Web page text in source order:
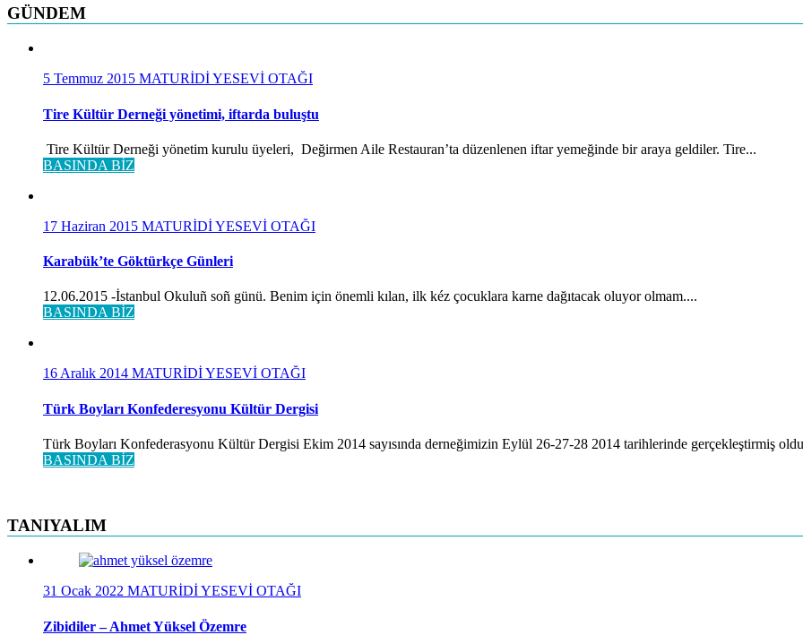
GÜNDEM
5 Temmuz 2015 MATURİDİ YESEVİ OTAĞI
Tire Kültür Derneği yönetimi, iftarda buluştu
Tire Kültür Derneği yönetim kurulu üyeleri, Değirmen Aile Restauran’ta düzenlenen iftar yemeğinde bir araya geldiler. Tire...
BASINDA BİZ
17 Haziran 2015 MATURİDİ YESEVİ OTAĞI
Karabük’te Göktürkçe Günleri
12.06.2015 -İstanbul Okuluñ soñ günü. Benim için önemli kılan, ilk kéz çocuklara karne dağıtacak oluyor olmam....
BASINDA BİZ
16 Aralık 2014 MATURİDİ YESEVİ OTAĞI
Türk Boyları Konfederesyonu Kültür Dergisi
Türk Boyları Konfederasyonu Kültür Dergisi Ekim 2014 sayısında derneğimizin Eylül 26-27-28 2014 tarihlerinde gerçekleştirmiş
BASINDA BİZ
TANIYALIM
31 Ocak 2022 MATURİDİ YESEVİ OTAĞI
Zibidiler – Ahmet Yüksel Özemre